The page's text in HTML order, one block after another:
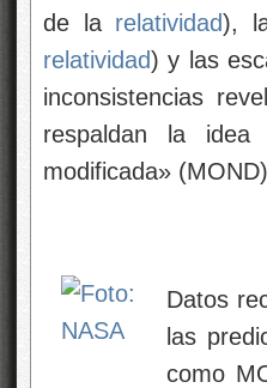
de la relatividad),
relatividad) y las
inconsistencias
respaldan la
modificada»
Datos
las
como